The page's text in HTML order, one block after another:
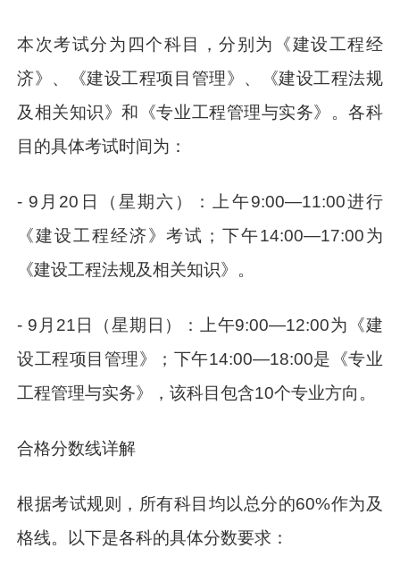
本次考试分为四个科目，分别为《建设工程经
济》、《建设工程项目管理》、《建设工程法规
及相关知识》和《专业工程管理与实务》。各科
目的具体考试时间为：
- 9月20日（星期六）：上午9:00—11:00进行
《建设工程经济》考试；下午14:00—17:00为
《建设工程法规及相关知识》。
- 9月21日（星期日）：上午9:00—12:00为《建
设工程项目管理》；下午14:00—18:00是《专业
工程管理与实务》，该科目包含10个专业方向。
合格分数线详解
根据考试规则，所有科目均以总分的60%作为及
格线。以下是各科的具体分数要求：